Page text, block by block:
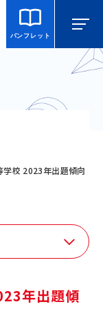
パンフレット
学校 2023年出題傾向
年出題傾